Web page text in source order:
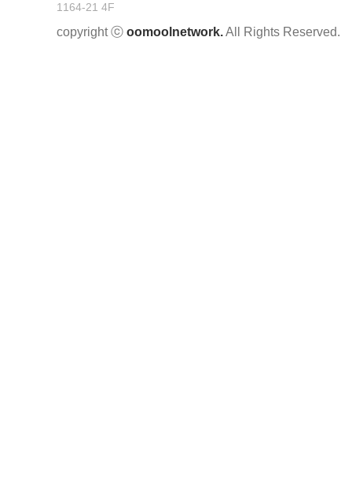
1164-21 4F
copyright ⓒ oomoolnetwork.All Rights Reserved.